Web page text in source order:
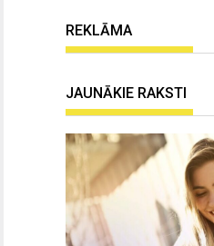
REKLĀMA
JAUNĀKIE RAKSTI